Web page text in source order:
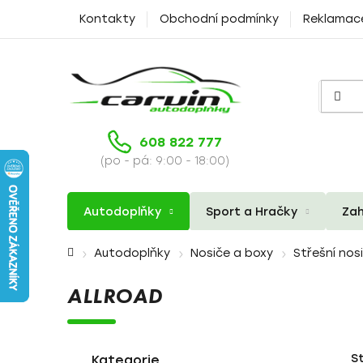
Kontakty Obchodní podmínky
608 822 777
(po - pá: 9:00 - 18:00)
Autodoplňky Sport a Hračky
Domů Autodoplňky Nosiče a boxy Střešní
ALLROAD